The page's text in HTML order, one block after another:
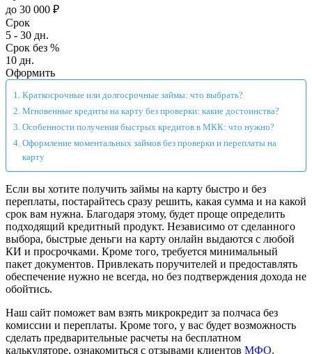
до 30 000 ₽
Срок
5 - 30 дн.
Срок без %
10 дн.
Оформить
Краткосрочные или долгосрочные займы: что выбрать?
Мгновенные кредиты на карту без проверки: какие достоинства?
Особенности получения быстрых кредитов в МКК: что нужно?
Оформление моментальных займов без проверки и переплаты на
карту
Если вы хотите получить займы на карту быстро и без
переплаты, постарайтесь сразу решить, какая сумма и на какой
срок вам нужна. Благодаря этому, будет проще определить
подходящий кредитный продукт. Независимо от сделанного
выбора, быстрые деньги на карту онлайн выдаются с любой
КИ и просрочками. Кроме того, требуется минимальный
пакет документов. Привлекать поручителей и предоставлять
обеспечение нужно не всегда, но без подтверждения дохода не
обойтись.
Наш сайт поможет вам взять микрокредит за полчаса без
комиссии и переплаты. Кроме того, у вас будет возможность
сделать предварительные расчеты на бесплатном
калькуляторе, ознакомиться с отзывами клиентов МФО.